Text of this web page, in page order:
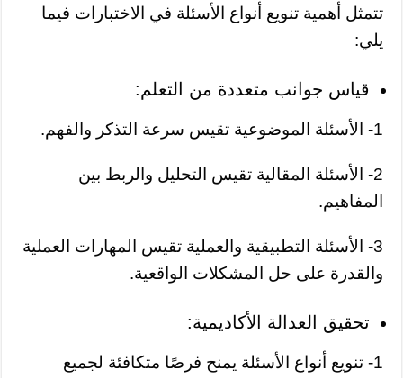
تتمثل أهمية تنويع أنواع الأسئلة في الاختبارات فيما
يلي:
قياس جوانب متعددة من التعلم:
1- الأسئلة الموضوعية تقيس سرعة التذكر والفهم.
2- الأسئلة المقالية تقيس التحليل والربط بين
المفاهيم.
3- الأسئلة التطبيقية والعملية تقيس المهارات العملية
والقدرة على حل المشكلات الواقعية.
تحقيق العدالة الأكاديمية:
1- تنويع أنواع الأسئلة يمنح فرصًا متكافئة لجميع